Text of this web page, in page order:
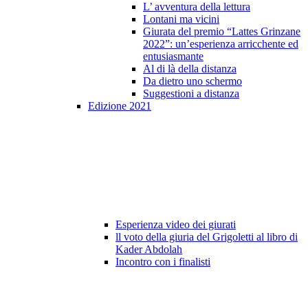
L’ avventura della lettura
Lontani ma vicini
Giurata del premio “Lattes Grinzane
2022”: un’esperienza arricchente ed
entusiasmante
Al di là della distanza
Da dietro uno schermo
Suggestioni a distanza
Edizione 2021
Esperienza video dei giurati
ll voto della giuria del Grigoletti al libro di
Kader Abdolah
Incontro con i finalisti